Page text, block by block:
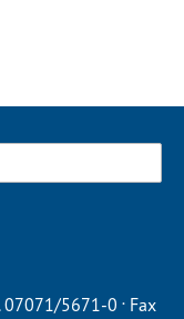
07071/5671-0 . Fax